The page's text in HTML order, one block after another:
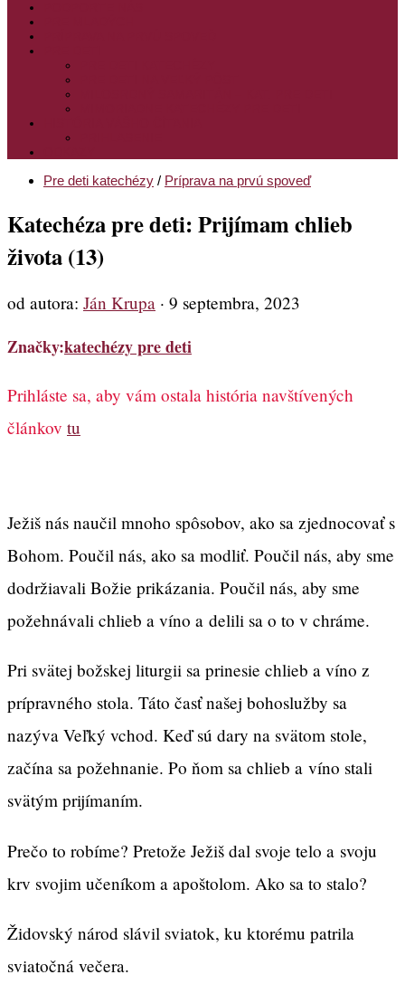
Pre deti katechézy / Príprava na prvú spoveď
Katechéza pre deti: Prijímam chlieb
života (13)
od autora: Ján Krupa · 9 septembra, 2023
Značky:katechézy pre deti
Prihláste sa, aby vám ostala história navštívených
článkov tu
Ježiš nás naučil mnoho spôsobov, ako sa zjednocovať s
Bohom. Poučil nás, ako sa modliť. Poučil nás, aby sme
dodržiavali Božie prikázania. Poučil nás, aby sme
požehnávali chlieb a víno a delili sa o to v chráme.
Pri svätej božskej liturgii sa prinesie chlieb a víno z
prípravného stola. Táto časť našej bohoslužby sa
nazýva Veľký vchod. Keď sú dary na svätom stole,
začína sa požehnanie. Po ňom sa chlieb a víno stali
svätým prijímaním.
Prečo to robíme? Pretože Ježiš dal svoje telo a svoju
krv svojim učeníkom a apoštolom. Ako sa to stalo?
Židovský národ slávil sviatok, ku ktorému patrila
sviatočná večera.